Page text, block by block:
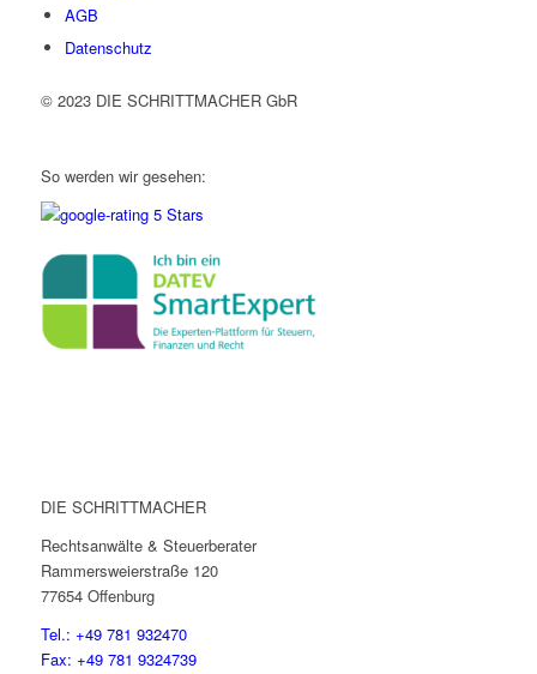
AGB
Datenschutz
© 2023 DIE SCHRITTMACHER GbR
So werden wir gesehen:
DIE SCHRITTMACHER
Rechtsanwälte & Steuerberater
Rammersweierstraße 120
77654 Offenburg
Tel.: +49 781 932470
Fax: +49 781 9324739